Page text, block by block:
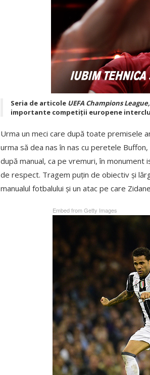
Seria de articole UEFA Champions
importante competiții europene
Urma un meci care după toate premisele
urma să dea nas în nas cu peretele
după manual, ca pe vremuri, în
de respect. Tragem puțin de obiectiv și
manualul fotbalului și un atac pe care
Embed from Getty Images